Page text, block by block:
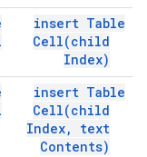
insert Table
Cell(child
Index)
insert Table
Cell(child
Index,
text
Contents)